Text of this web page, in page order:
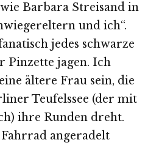
Barbara Streisand in
und ich“.
jedes schwarze
Pinzette jagen. Ich
ältere Frau sein, die
Teufelssee (der mit
ihre Runden dreht.
angeradelt